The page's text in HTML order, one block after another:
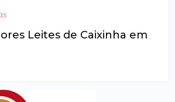
Leites de Caixinha em